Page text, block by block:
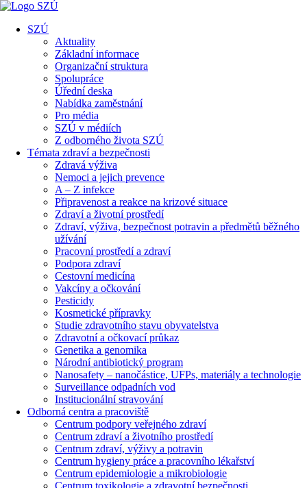
SZÚ
Aktuality
Základní informace
Organizační struktura
Spolupráce
Úřední deska
Nabídka zaměstnání
Pro média
SZÚ v médiích
Z odborného života SZÚ
Témata zdraví a bezpečnosti
Zdravá výživa
Nemoci a jejich prevence
A – Z infekce
Připravenost a reakce na krizové situace
Zdraví a životní prostředí
Zdraví, výživa, bezpečnost potravin a předmětů běžného
užívání
Pracovní prostředí a zdraví
Podpora zdraví
Cestovní medicína
Vakcíny a očkování
Pesticidy
Kosmetické přípravky
Studie zdravotního stavu obyvatelstva
Zdravotní a očkovací průkaz
Genetika a genomika
Národní antibiotický program
Nanosafety – nanočástice, UFPs, materiály a technologie
Surveillance odpadních vod
Institucionální stravování
Odborná centra a pracoviště
Centrum podpory veřejného zdraví
Centrum zdraví a životního prostředí
Centrum zdraví, výživy a potravin
Centrum hygieny práce a pracovního lékařství
Centrum epidemiologie a mikrobiologie
Centrum toxikologie a zdravotní bezpečnosti